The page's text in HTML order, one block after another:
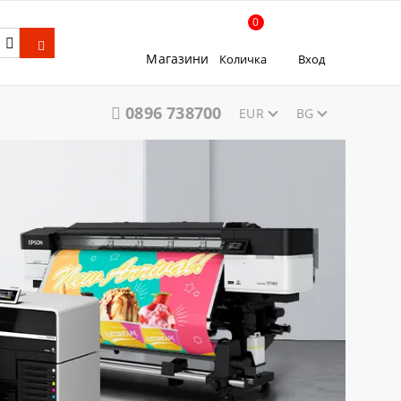
Магазини Количка
0
Вход
0896 738700 EUR BG